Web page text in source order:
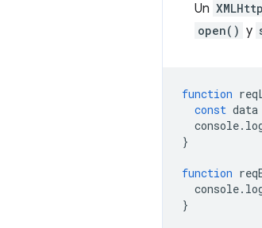
Un
open() y
function
const data
console.
}
function
console.
}